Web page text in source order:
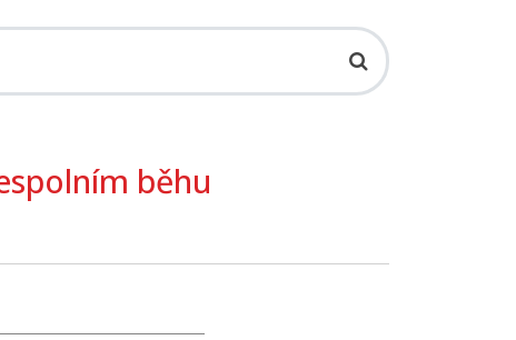
běhu